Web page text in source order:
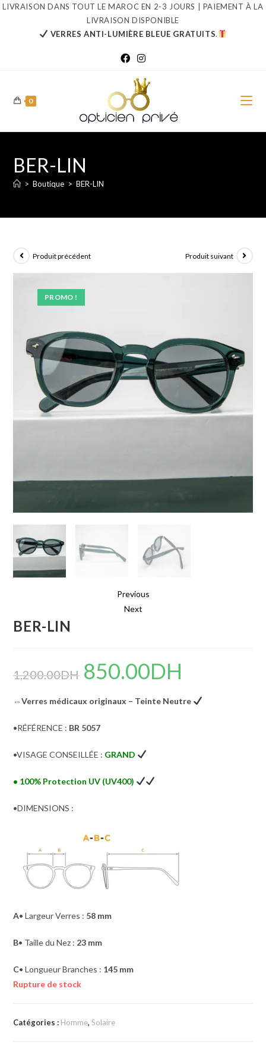
Skip
LIVRAISON DANS TOUT LE MAROC EN 2-3 JOURS | PAIEMENT À LA
LIVRAISON DISPONIBLE
VERRES ANTI-LUMIÈRE BLEUE GRATUITS.
0
BER-LIN
> Boutique > BER-LIN
PROMO !
Produit précédent Produit suivant
Previous
Next
BER-LIN
1,200.00DH
Le
prix
initial
1,200.00DH.
850.00DH
850.00DH.
⇔Verres médicaux originaux – Teinte Neutre
•RÉFÉRENCE : BR 5057
•VISAGE CONSEILLÉE : GRAND
• 100% Protection UV (UV400)
•DIMENSIONS :
A• Largeur Verres : 58 mm
B• Taille du Nez : 23 mm
C• Longueur Branches : 145 mm
Rupture de stock
Catégories : Homme,Solaire